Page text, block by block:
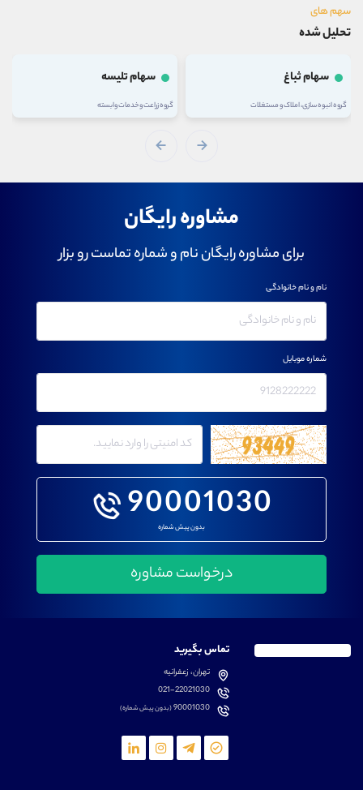
سهم های
تحلیل شده
سهام ثباغ
گروه انبوه سازی، املاک و مستغلات
سهام تلیسه
گروه زراعت و خدمات وابسته
مشاوره رایگان
برای مشاوره رایگان نام و شماره تماست رو بزار
90001030
بدون پیش شماره
نام و نام خانوادگی
شماره موبایل
تماس بگیرید
تهران، زعفرانیه
021-22021030
90001030(بدون پیش شماره)